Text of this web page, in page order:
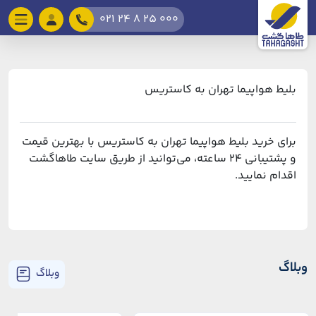
021 24 8 25 000
بلیط هواپیما تهران به کاستریس
برای خرید بلیط هواپیما تهران به کاستریس با بهترین قیمت
و پشتیبانی ۲۴ ساعته، می‌توانید از طریق سایت طاهاگشت
اقدام نمایید.
وبلاگ وبلاگ